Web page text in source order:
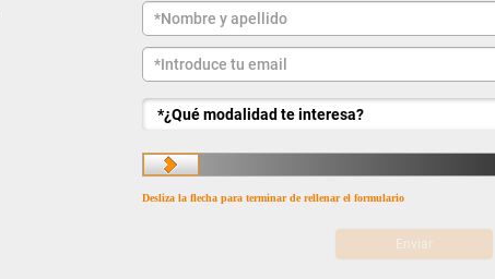
Desliza la flecha para terminar de rellenar el formulario